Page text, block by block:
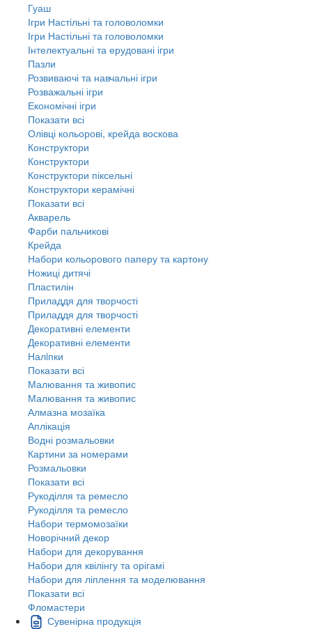
Гуаш
Ігри Настільні та головоломки
Ігри Настільні та головоломки
Інтелектуальні та ерудовані ігри
Пазли
Розвиваючі та навчальні ігри
Розважальні ігри
Економічні ігри
Показати всі
Олівці кольорові, крейда воскова
Конструктори
Конструктори
Конструктори піксельні
Конструктори керамічні
Показати всі
Акварель
Фарби пальчикові
Крейда
Набори кольорового паперу та картону
Ножиці дитячі
Пластилін
Приладдя для творчості
Приладдя для творчості
Декоративні елементи
Декоративні елементи
Налiпки
Показати всі
Малювання та живопис
Малювання та живопис
Алмазна мозаїка
Аплікація
Водні розмальовки
Картини за номерами
Розмальовки
Показати всі
Рукоділля та ремесло
Рукоділля та ремесло
Набори термомозаїки
Новорічний декор
Набори для декорування
Набори для квілінгу та орігамі
Набори для ліплення та моделювання
Показати всі
Фломастери
Сувенірна продукція